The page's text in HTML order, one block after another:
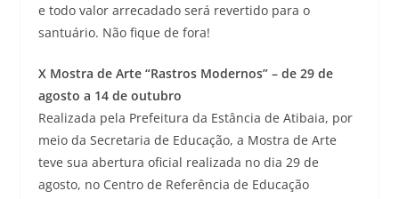
e todo valor arrecadado será revertido para o
santuário. Não fique de fora!
X Mostra de Arte “Rastros Modernos” – de 29 de
agosto a 14 de outubro
Realizada pela Prefeitura da Estância de Atibaia, por
meio da Secretaria de Educação, a Mostra de Arte
teve sua abertura oficial realizada no dia 29 de
agosto, no Centro de Referência de Educação